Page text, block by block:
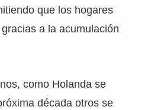
que los hogares
a la acumulación
como Holanda se
década otros se